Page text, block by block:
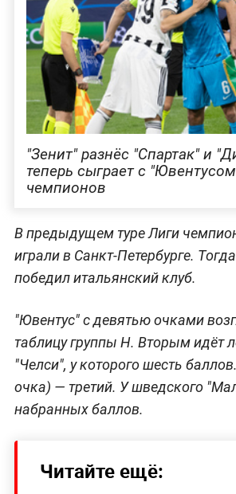
"Зенит" разнёс "Спартак" и
теперь сыграет с
чемпионов
В предыдущем туре Лиги
играли в Санкт-Петербурге.
победил итальянский клуб.
"Ювентус" с девятью очками
таблицу группы H. Вторым идёт
"Челси", у которого шесть
очка) — третий. У шведского
набранных баллов.
Читайте ещё: